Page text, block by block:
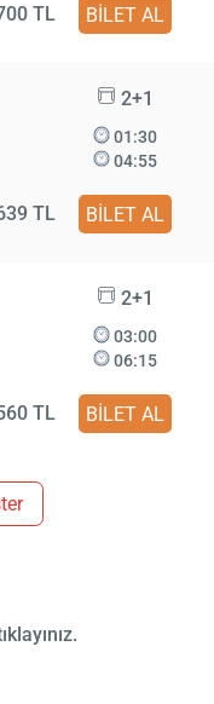
TL BİLET AL
2+1
01:30
04:55
TL BİLET AL
2+1
03:00
06:15
TL BİLET AL